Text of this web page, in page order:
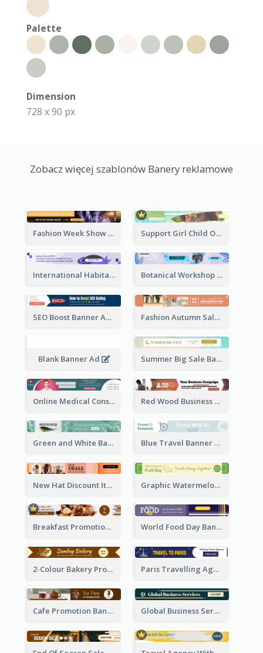
Palette
Dimension
728 x 90 px
Zobacz więcej szablonów Banery reklamowe
Fashion Week Show Banner Ad Support Girl Child Online Campaign Banner Ad
International Habitat Day Banner Ad Botanical Workshop Promote Banner Ad
SEO Boost Banner Ad Fashion Autumn Sale Banner Ad
Blank Banner Ad Summer Big Sale Banner Ad
Online Medical Consultation Banner Ad Red Wood Business Banner Ad
Green and White Banner Ad Blue Travel Banner Ad
New Hat Discount Items Banner Ads Graphic Watermelon International Fruit Day Leaderboard
Breakfast Promotional Leaderboard World Food Day Banner Ad
2-Colour Bakery Promotional Banner Ad Paris Travelling Agency Banner Ad
Cafe Promotion Banner Ad With Herbal Tea Global Business Services Banner Ad